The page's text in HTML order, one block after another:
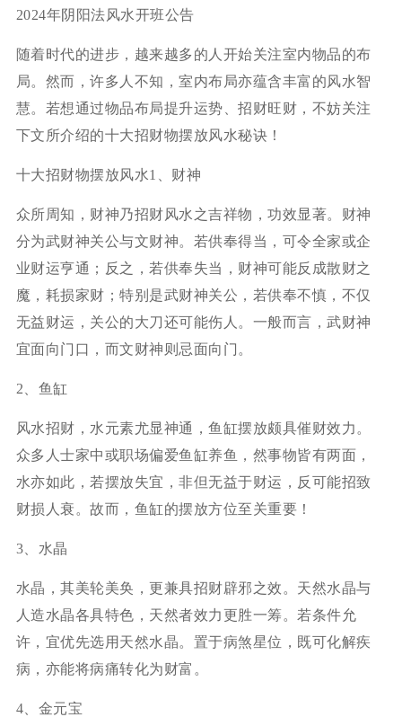
2024年阴阳法风水开班公告
随着时代的进步，越来越多的人开始关注室内物品的布
局。然而，许多人不知，室内布局亦蕴含丰富的风水智
慧。若想通过物品布局提升运势、招财旺财，不妨关注
下文所介绍的十大招财物摆放风水秘诀！
十大招财物摆放风水1、财神
众所周知，财神乃招财风水之吉祥物，功效显著。财神
分为武财神关公与文财神。若供奉得当，可令全家或企
业财运亨通；反之，若供奉失当，财神可能反成散财之
魔，耗损家财；特别是武财神关公，若供奉不慎，不仅
无益财运，关公的大刀还可能伤人。一般而言，武财神
宜面向门口，而文财神则忌面向门。
2、鱼缸
风水招财，水元素尤显神通，鱼缸摆放颇具催财效力。
众多人士家中或职场偏爱鱼缸养鱼，然事物皆有两面，
水亦如此，若摆放失宜，非但无益于财运，反可能招致
财损人衰。故而，鱼缸的摆放方位至关重要！
3、水晶
水晶，其美轮美奂，更兼具招财辟邪之效。天然水晶与
人造水晶各具特色，天然者效力更胜一筹。若条件允
许，宜优先选用天然水晶。置于病煞星位，既可化解疾
病，亦能将病痛转化为财富。
4、金元宝